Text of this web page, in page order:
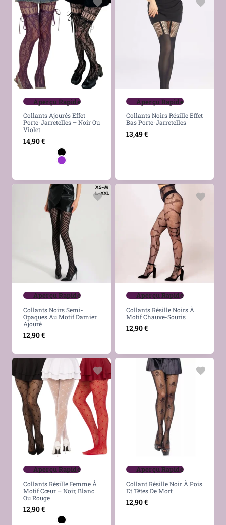
Aperçu Rapide
Collants Ajourés Effet
Porte-Jarretelles – Noir Ou
Violet
14,90€
Aperçu Rapide
Collants Noirs Résille Effet
Bas Porte-Jarretelles
13,49€
Aperçu Rapide
Collants Noirs Semi-
Opaques Au Motif Damier
Ajouré
12,90€
Aperçu Rapide
Collants Résille Noirs À
Motif Chauve-Souris
12,90€
Aperçu Rapide
Collants Résille Femme À
Motif Cœur – Noir, Blanc
Ou Rouge
12,90€
Aperçu Rapide
Collant Résille Noir À Pois
Et Têtes De Mort
12,90€